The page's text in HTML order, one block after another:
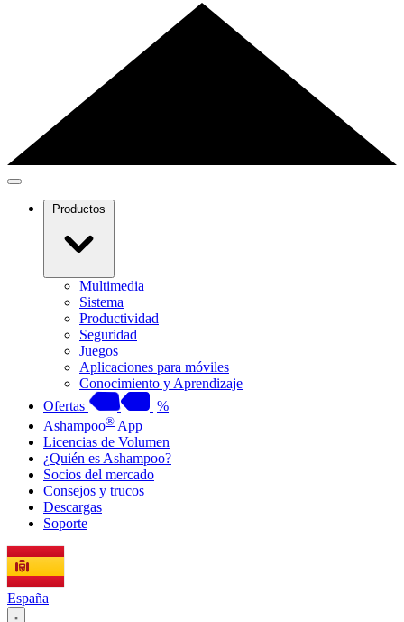
Productos
Multimedia
Sistema
Productividad
Seguridad
Juegos
Aplicaciones para móviles
Conocimiento y Aprendizaje
Ofertas
%
Ashampoo® App
Licencias de Volumen
¿Quién es Ashampoo?
Socios del mercado
Consejos y trucos
Descargas
Soporte
España